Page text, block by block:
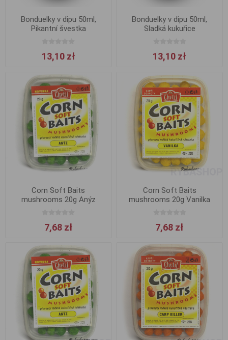
Bonduelky v dipu 50ml,
Pikantní švestka
13,10 zł
Bonduelky v dipu 50ml,
Sladká kukuřice
13,10 zł
Corn Soft Baits
mushrooms 20g Anýz
7,68 zł
Corn Soft Baits
mushrooms 20g Vanilka
7,68 zł